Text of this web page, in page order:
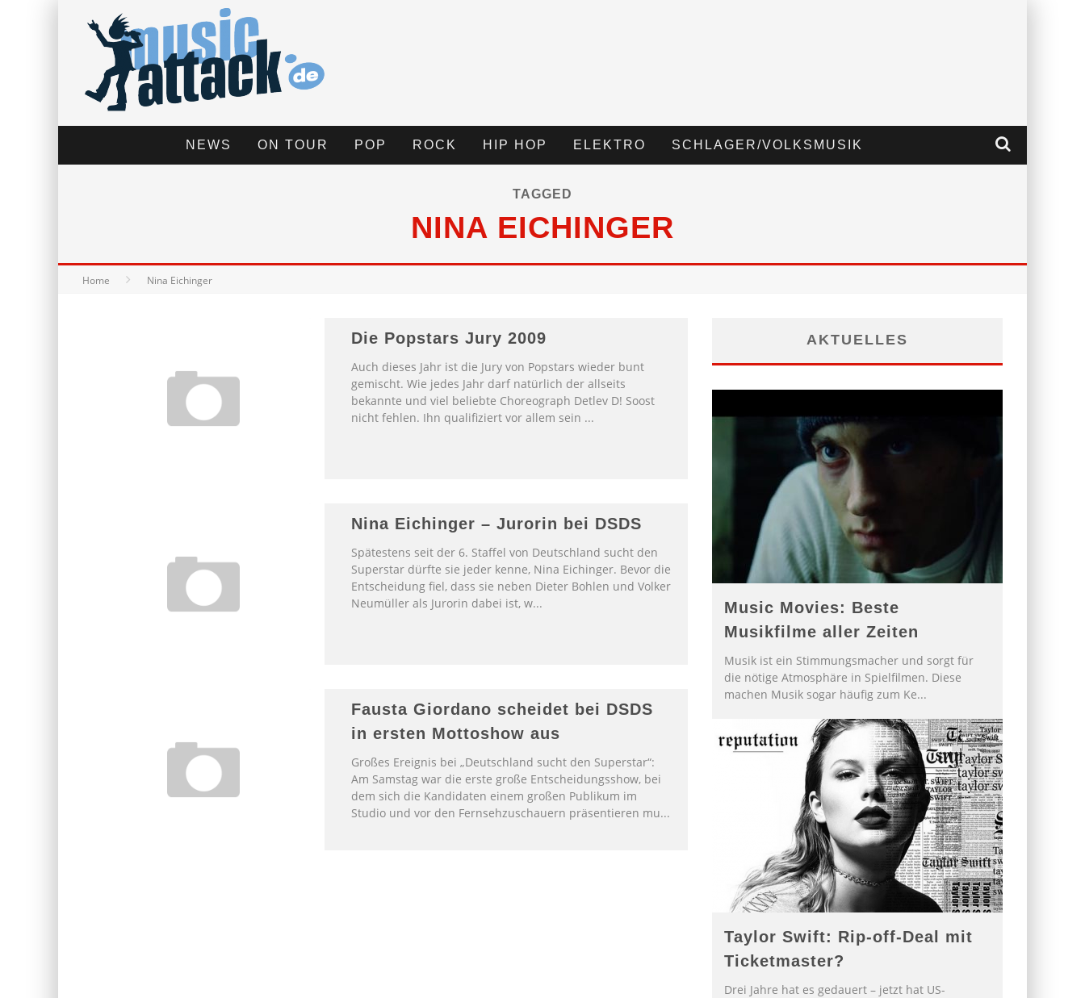
NEWS ON TOUR POP ROCK HIP HOP ELEKTRO SCHLAGER/VOLKSMUSIK
TAGGED
NINA EICHINGER
Home Nina Eichinger
Die Popstars Jury 2009
Auch dieses Jahr ist die Jury von Popstars wieder bunt
gemischt. Wie jedes Jahr darf natürlich der allseits
bekannte und viel beliebte Choreograph Detlev D! Soost
nicht fehlen. Ihn qualifiziert vor allem sein ...
Nina Eichinger – Jurorin bei DSDS
Spätestens seit der 6. Staffel von Deutschland sucht den
Superstar dürfte sie jeder kenne, Nina Eichinger. Bevor die
Entscheidung fiel, dass sie neben Dieter Bohlen und Volker
Neumüller als Jurorin dabei ist, w...
Fausta Giordano scheidet bei DSDS
in ersten Mottoshow aus
Großes Ereignis bei „Deutschland sucht den Superstar“:
Am Samstag war die erste große Entscheidungsshow, bei
dem sich die Kandidaten einem großen Publikum im
Studio und vor den Fernsehzuschauern präsentieren mu...
AKTUELLES
Music Movies: Beste
Musikfilme aller Zeiten
Musik ist ein Stimmungsmacher und sorgt für
die nötige Atmosphäre in Spielfilmen. Diese
machen Musik sogar häufig zum Ke...
Taylor Swift: Rip-off-Deal mit
Ticketmaster?
Drei Jahre hat es gedauert – jetzt hat US-